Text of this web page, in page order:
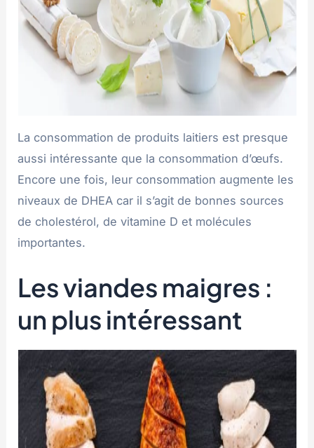
La consommation de produits laitiers est presque
aussi intéressante que la consommation d’œufs.
Encore une fois, leur consommation augmente les
niveaux de DHEA car il s’agit de bonnes sources
de cholestérol, de vitamine D et molécules
importantes.
Les viandes maigres :
un plus intéressant